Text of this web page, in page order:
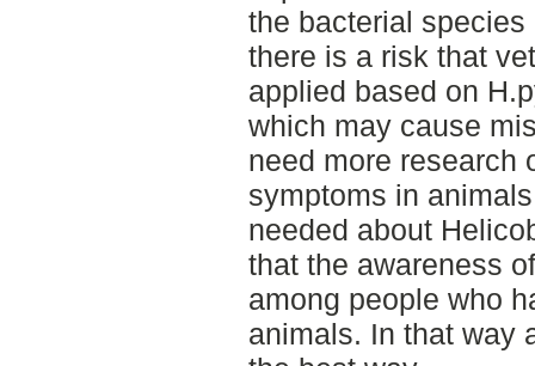
the bacterial
there is a risk that
applied based on
which may cause
need more research
symptoms in
needed about
that the awareness
among people who
animals. In that way